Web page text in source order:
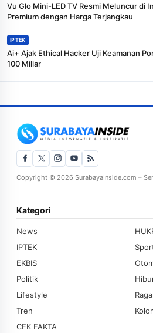
Vu Glo Mini-LED TV Resmi Meluncur di
Premium dengan Harga Terjangkau
IPTEK
Ai+ Ajak Ethical Hacker Uji Keamanan
100 Miliar
Copyright © 2026 SurabayaInside.com –
Kategori
News
IPTEK
EKBIS
Politik
Lifestyle
Tren
CEK FAKTA